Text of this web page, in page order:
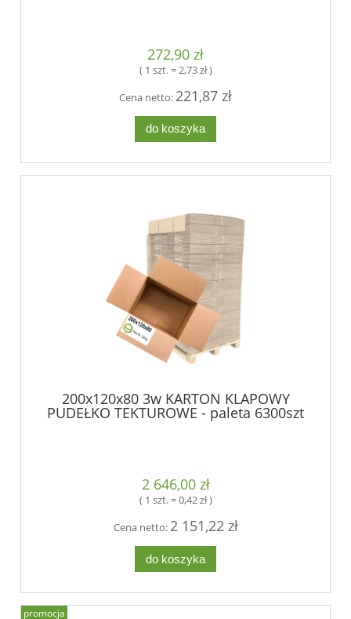
272,90 zł
( 1 szt. = 2,73 zł )
Cena netto: 221,87 zł
do koszyka
200x120x80 3w KARTON KLAPOWY
PUDEŁKO TEKTUROWE - paleta 6300szt
2 646,00 zł
( 1 szt. = 0,42 zł )
Cena netto: 2 151,22 zł
do koszyka
promocja